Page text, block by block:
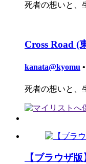
死者の想いと、
Cross Road (
kanata@kyomu •
死者の想いと、
【ブラウザ